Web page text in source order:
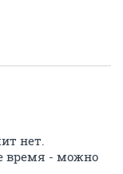
нет.
время - можно